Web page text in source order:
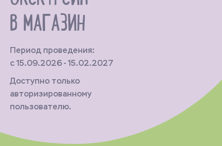
В МАГАЗИН
Период проведения:
с 15.09.2026 - 15.02.2027
Доступно только
авторизированному
пользователю.